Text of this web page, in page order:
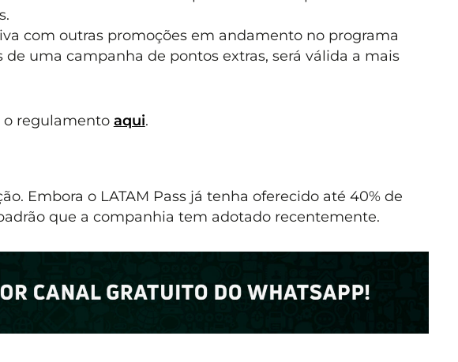
com outras promoções em andamento no programa
de uma campanha de pontos extras, será válida a mais
o regulamento aqui.
Embora o LATAM Pass já tenha oferecido até 40% de
que a companhia tem adotado recentemente.